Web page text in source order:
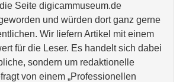
Seite digicammuseum.de
und würden dort ganz gerne
Wir liefern Artikel mit einem
für die Leser. Es handelt sich dabei
sondern um redaktionelle
von einem „Professionellen